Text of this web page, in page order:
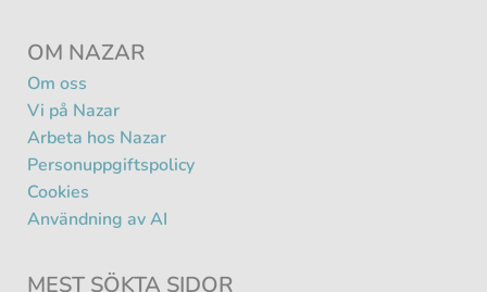
OM NAZAR
Om oss
Vi på Nazar
Arbeta hos Nazar
Personuppgiftspolicy
Cookies
Användning av AI
MEST SÖKTA SIDOR